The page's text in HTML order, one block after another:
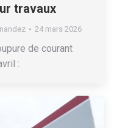
travaux
24 mars 2026
de courant
: